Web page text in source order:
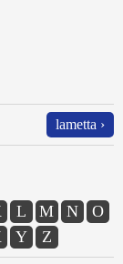
lametta ›
L M N
O
Y Z